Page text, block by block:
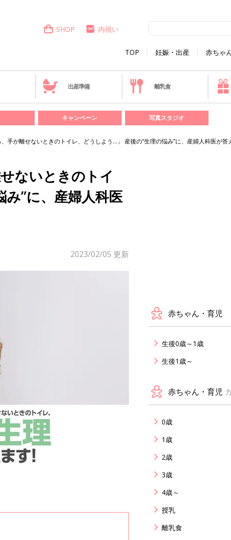
TOP 妊娠・出産 赤ちゃ
SHOP 内祝い
出産準備 離乳食
キャンペーン 写真スタジオ
、手が離せないときのトイレ、どうしよう…」 産後の“生理の悩み”に、産婦人科医が答
ないときのトイ
”に、産婦人科医
2023/02/05 更新
赤ちゃん・育児
生後0歳～1歳
生後1歳～
赤ちゃん・育児
0歳
1歳
2歳
3歳
4歳～
授乳
離乳食